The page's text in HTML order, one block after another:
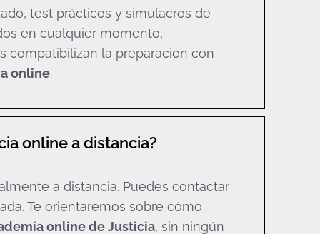
test prácticos y simulacros de
en cualquier momento,
compatibilizan la preparación con
online.
online a distancia?
a distancia. Puedes contactar
Te orientaremos sobre cómo
online de Justicia, sin ningún